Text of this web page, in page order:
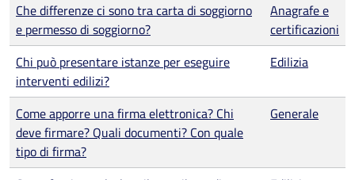
Che differenze ci sono tra carta di soggiorno
e permesso di soggiorno?
Anagrafe e
certificazioni
Chi può presentare istanze per eseguire
interventi edilizi?
Edilizia
Come apporre una firma elettronica? Chi
deve firmare? Quali documenti? Con quale
tipo di firma?
Generale